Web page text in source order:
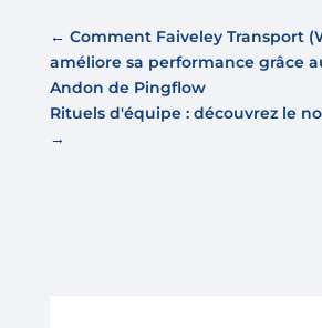
← Comment Faiveley Transport
améliore sa performance grâce
Andon de Pingflow
Rituels d'équipe : découvrez le
→